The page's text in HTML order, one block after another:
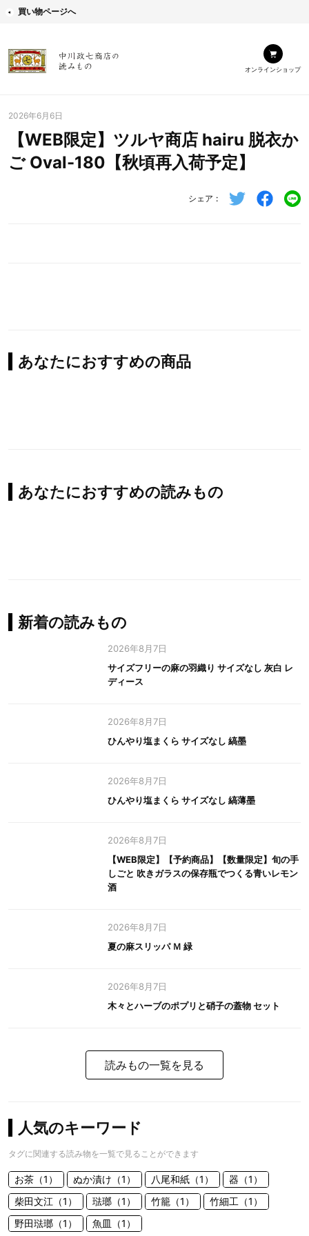
買い物ページへ
オンラインショップ
2026年6月6日
【WEB限定】ツルヤ商店 hairu 脱衣か
ご Oval-180【秋頃再入荷予定】
シェア
あなたにおすすめの商品
あなたにおすすめの読みもの
新着の読みもの
2026年8月7日
サイズフリーの麻の羽織り サイズなし 灰白 レ
ディース
2026年8月7日
ひんやり塩まくら サイズなし 縞墨
2026年8月7日
ひんやり塩まくら サイズなし 縞薄墨
2026年8月7日
【WEB限定】【予約商品】【数量限定】旬の手
しごと 吹きガラスの保存瓶でつくる青いレモン
酒
2026年8月7日
夏の麻スリッパ Ｍ 緑
2026年8月7日
木々とハーブのポプリと硝子の蓋物 セット
読みもの一覧を見る
人気のキーワード
タグに関連する読み物を一覧で見ることができます
お茶（1） ぬか漬け（1） 八尾和紙（1）
器（1）
柴田文江（1）
琺瑯（1） 竹籠（1）
竹細工（1）
野田琺瑯（1）
魚皿（1）